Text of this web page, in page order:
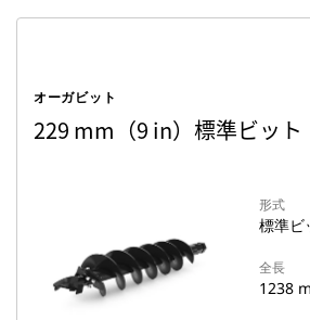
オーガビット
229 mm（9 in）標準ビット
形式
標準ビ
全長
1238